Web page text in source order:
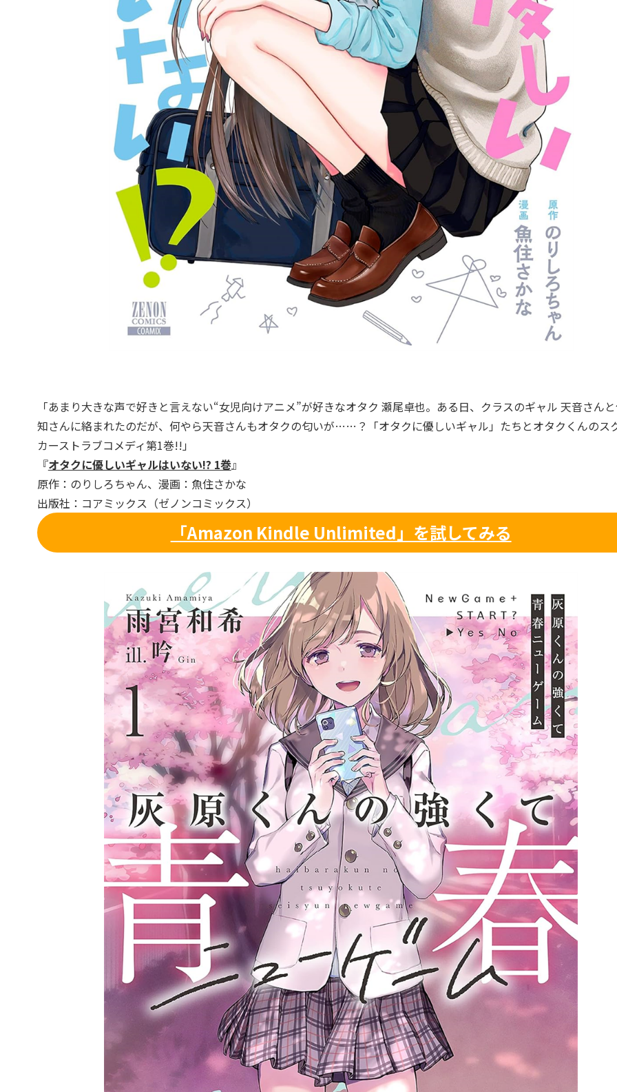
「あまり大きな声で好きと言えない“女児向けアニメ”が好きなオタク 瀬尾卓也。ある日、クラスのギャル 天音さん
知さんに絡まれたのだが、何やら天音さんもオタクの匂いが……？「オタクに優しいギャル」たちとオタクくんのス
カーストラブコメディ第1巻!!」
『オタクに優しいギャルはいない!? 1巻』
原作：のりしろちゃん、漫画：魚住さかな
出版社：コアミックス（ゼノンコミックス）
「Amazon Kindle Unlimited」を試してみる